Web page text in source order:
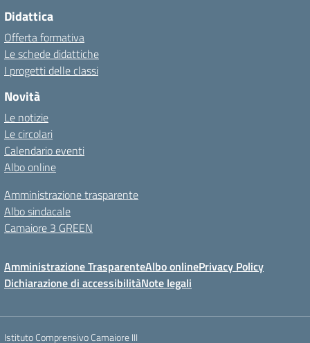
Didattica
Offerta formativa
Le schede didattiche
I progetti delle classi
Novità
Le notizie
Le circolari
Calendario eventi
Albo online
Amministrazione trasparente
Albo sindacale
Camaiore 3 GREEN
Amministrazione TrasparenteAlbo onlinePrivacy Policy
Dichiarazione di accessibilitàNote legali
Istituto Comprensivo Camaiore III